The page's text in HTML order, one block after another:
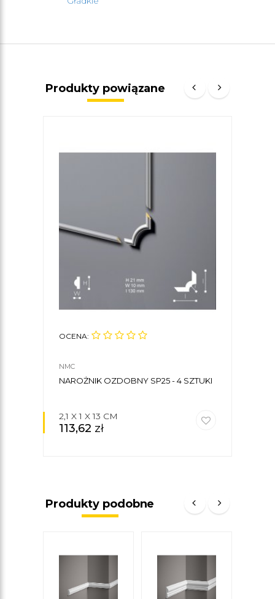
Produkty powiązane
OCENA:
NMC
NAROŻNIK OZDOBNY SP25 - 4 SZTUKI
2,1 X 1 X 13 CM
113,62 zł
Produkty podobne